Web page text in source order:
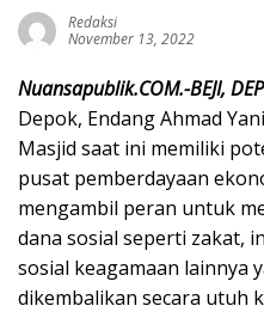
Redaksi
November 13, 2022
Nuansapublik.COM.-BEJI,
Depok, Endang Ahmad
Masjid saat ini memiliki
pusat pemberdayaan
mengambil peran untuk
dana sosial seperti zakat,
sosial keagamaan lainnya
dikembalikan secara utuh